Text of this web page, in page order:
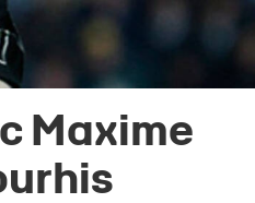
Maxime